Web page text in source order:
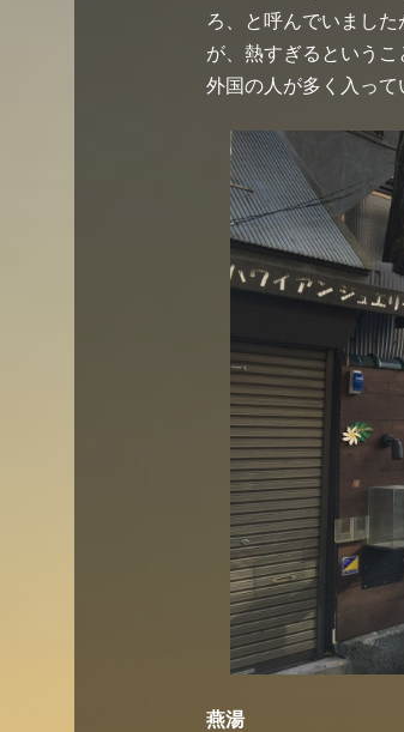
ろ、と呼んでいました
が、熱すぎるという
外国の人が多く入って
燕湯